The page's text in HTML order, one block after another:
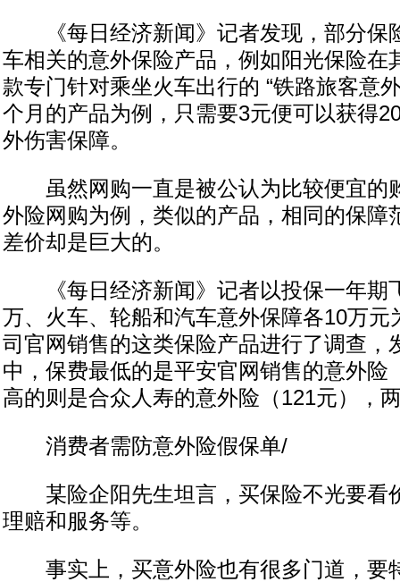
《每日经济新闻》记者发现，部分保
车相关的意外保险产品，例如阳光保险在
款专门针对乘坐火车出行的 “铁路旅客意
个月的产品为例，只需要3元便可以获得
外伤害保障。
虽然网购一直是被公认为比较便宜的
外险网购为例，类似的产品，相同的保障
差价却是巨大的。
《每日经济新闻》记者以投保一年期
万、火车、轮船和汽车意外保障各10万元
司官网销售的这类保险产品进行了调查，
中，保费最低的是平安官网销售的意外险
高的则是合众人寿的意外险（121元），
消费者需防意外险假保单/
某险企阳先生坦言，买保险不光要看
理赔和服务等。
事实上，买意外险也有很多门道，要